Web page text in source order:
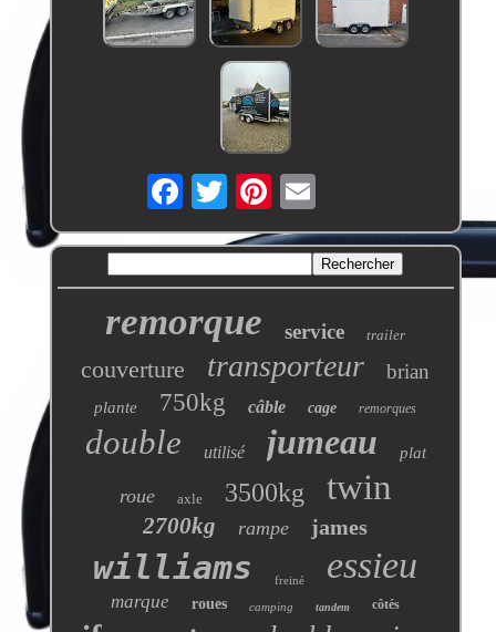
remorque service trailer
couverture transporteur brian
plante 750kg câble cage remorques
double utilisé jumeau plat
roue axle 3500kg twin
2700kg rampe james
williams freiné essieu
marque roues camping tandem côtés